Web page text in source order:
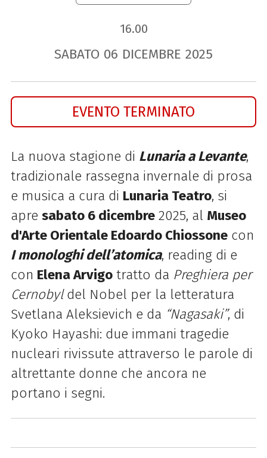
16.00
SABATO 06 DICEMBRE 2025
EVENTO TERMINATO
La nuova stagione di Lunaria a Levante,
tradizionale rassegna invernale di prosa
e musica a cura di Lunaria Teatro, si
apre sabato 6 dicembre2025, al Museo
d'Arte Orientale Edoardo Chiossonecon
I monologhi dell’atomica, reading di e
con Elena Arvigotratto da Preghiera per
Cernobyldel Nobel per la letteratura
Svetlana Aleksievich e da “Nagasaki”, di
Kyoko Hayashi: due immani tragedie
nucleari rivissute attraverso le parole di
altrettante donne che ancora ne
portano i segni.